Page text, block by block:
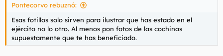
Pontecorvo rebuznó:
Esas fotillos solo sirven para ilustrar que has estado en el
ejército no lo otro. Al menos pon fotos de las cochinas
supuestamente que te has beneficiado.